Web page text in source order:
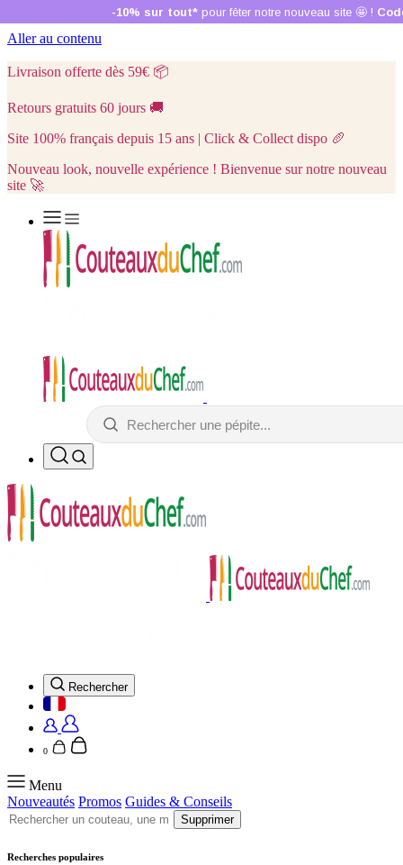
Aller au contenu
Livraison offerte dès 59€ 📦
Retours gratuits 60 jours 🚚
Site 100% français depuis 15 ans | Click & Collect dispo 🥖
Nouveau look, nouvelle expérience ! Bienvenue sur notre nouveau
site 🚀
Rechercher
0
Menu
Nouveautés Promos Guides & Conseils
Supprimer
Recherches populaires